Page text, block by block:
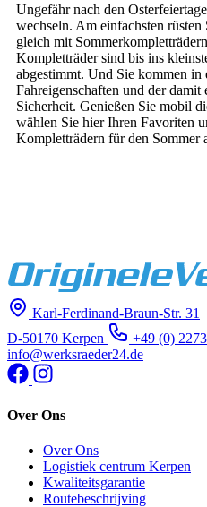
Ungefähr nach den
wechseln. Am einfachsten
gleich mit
Kompletträder sind bis ins
abgestimmt. Und Sie kommen in
Fahreigenschaften und der damit
Sicherheit. Genießen Sie mobil
wählen Sie hier Ihren Favoriten
Kompletträdern für den Sommer
Karl-Ferdinand-Braun-Str. 31
D-50170 Kerpen
+49 (0)
info@werksraeder24.de
Over Ons
Over Ons
Logistiek centrum Kerpen
Kwaliteitsgarantie
Routebeschrijving